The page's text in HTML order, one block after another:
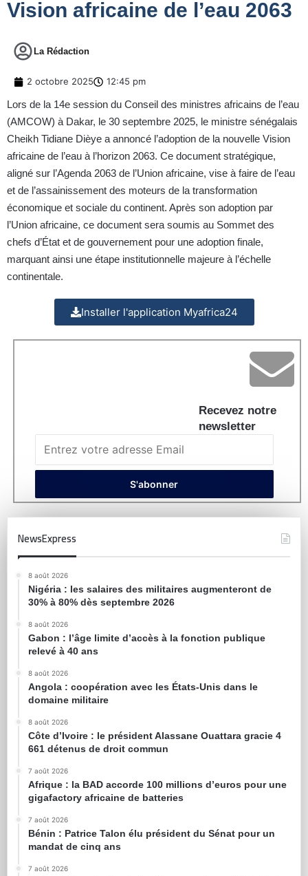
Vision africaine de l’eau 2063
La Rédaction
2 octobre 2025 12:45 pm
Lors de la 14e session du Conseil des ministres africains de l’eau
(AMCOW) à Dakar, le 30 septembre 2025, le ministre sénégalais
Cheikh Tidiane Dièye a annoncé l’adoption de la nouvelle Vision
africaine de l’eau à l’horizon 2063. Ce document stratégique,
aligné sur l’Agenda 2063 de l’Union africaine, vise à faire de l’eau
et de l’assainissement des moteurs de la transformation
économique et sociale du continent. Après son adoption par
l’Union africaine, ce document sera soumis au Sommet des
chefs d’État et de gouvernement pour une adoption finale,
marquant ainsi une étape institutionnelle majeure à l’échelle
continentale.
Installer l'application Myafrica24
Recevez notre
newsletter
NewsExpress
8 août 2026
Nigéria : les salaires des militaires augmenteront de
30% à 80% dès septembre 2026
8 août 2026
Gabon : l’âge limite d’accès à la fonction publique
relevé à 40 ans
8 août 2026
Angola : coopération avec les États-Unis dans le
domaine militaire
8 août 2026
Côte d’Ivoire : le président Alassane Ouattara gracie 4
661 détenus de droit commun
7 août 2026
Afrique : la BAD accorde 100 millions d’euros pour une
gigafactory africaine de batteries
7 août 2026
Bénin : Patrice Talon élu président du Sénat pour un
mandat de cinq ans
7 août 2026